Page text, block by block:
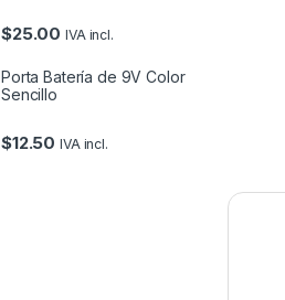
$25.00 IVA incl.
Porta Batería de 9V Color
Sencillo
$12.50 IVA incl.